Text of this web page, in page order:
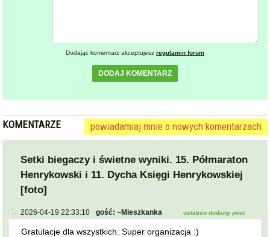
Dodając komentarz akceptujesz regulamin forum
DODAJ KOMENTARZ
KOMENTARZE powiadamiaj mnie o nowych komentarzach
Setki biegaczy i świetne wyniki. 15. Półmaraton
Henrykowski i 11. Dycha Księgi Henrykowskiej
[foto]
2026-04-19 22:33:10 gość: ~Mieszkanka ostatnio dodany post
Gratulacje dla wszystkich. Super organizacja :)